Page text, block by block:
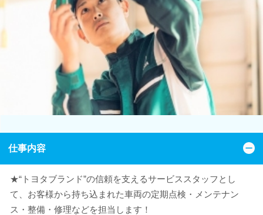
仕事内容
★“トヨタブランド”の信頼を支えるサービススタッフとし
て、お客様から持ち込まれた車両の定期点検・メンテナン
ス・整備・修理などを担当します！